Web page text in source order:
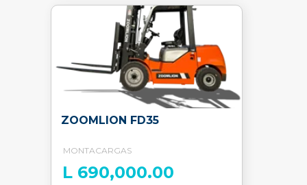
ZOOMLION FD35
MONTACARGAS
L 690,000.00